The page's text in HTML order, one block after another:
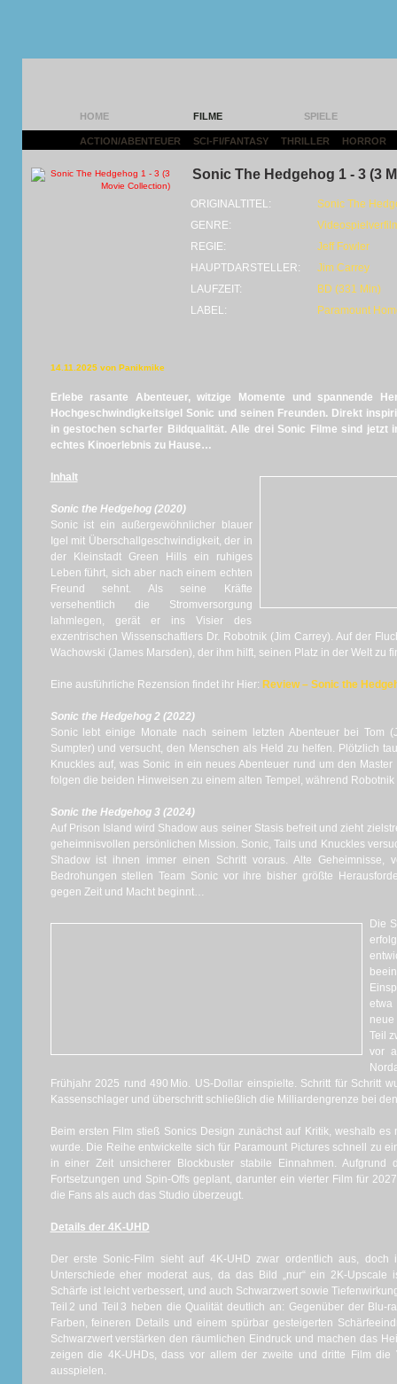
HOME FILME SPIELE
ACTION/ABENTEUER SCI-FI/FANTASY THRILLER HORROR
Sonic The Hedgehog 1 - 3 (3
ORIGINALTITEL:
Sonic The
GENRE:
REGIE:
Jeff Fowler
HAUPTDARSTELLER:
Jim Carrey
LAUFZEIT:
BD (331 Min)
LABEL:
Paramount
14.11.2025 von Panikmike
Erlebe rasante Abenteuer, witzige Momente und spannende
Hochgeschwindigkeitsigel Sonic und seinen Freunden. Direkt
in gestochen scharfer Bildqualität. Alle drei Sonic Filme sind jetzt
echtes Kinoerlebnis zu Hause…
Inhalt
Sonic the Hedgehog (2020)
Sonic ist ein außergewöhnlicher blauer
Igel mit Überschallgeschwindigkeit, der in
der Kleinstadt Green Hills ein ruhiges
Leben führt, sich aber nach einem echten
Freund sehnt. Als seine Kräfte
versehentlich die Stromversorgung
lahmlegen, gerät er ins Visier des
exzentrischen Wissenschaftlers Dr. Robotnik (Jim Carrey). Auf der
Wachowski (James Marsden), der ihm hilft, seinen Platz in der Welt zu
Eine ausführliche Rezension findet ihr Hier: Review – Sonic the
Sonic the Hedgehog 2 (2022)
Sonic lebt einige Monate nach seinem letzten Abenteuer bei Tom
Sumpter) und versucht, den Menschen als Held zu helfen. Plötzlich
Knuckles auf, was Sonic in ein neues Abenteuer rund um den
folgen die beiden Hinweisen zu einem alten Tempel, während
Sonic the Hedgehog 3 (2024)
Auf Prison Island wird Shadow aus seiner Stasis befreit und zieht
geheimnisvollen persönlichen Mission. Sonic, Tails und Knuckles
Shadow ist ihnen immer einen Schritt voraus. Alte Geheimnisse,
Bedrohungen stellen Team Sonic vor ihre bisher größte
gegen Zeit und Macht beginnt…
Die
etwa
Teil
vor
Frühjahr 2025 rund 490 Mio. US-Dollar einspielte. Schritt für Schritt
Kassenschlager und überschritt schließlich die Milliardengrenze bei
Beim ersten Film stieß Sonics Design zunächst auf Kritik, weshalb
wurde. Die Reihe entwickelte sich für Paramount Pictures schnell zu
in einer Zeit unsicherer Blockbuster stabile Einnahmen. Aufgrund
Fortsetzungen und Spin-Offs geplant, darunter ein vierter Film für
die Fans als auch das Studio überzeugt.
Details der 4K-UHD
Der erste Sonic-Film sieht auf 4K‑UHD zwar ordentlich aus,
Unterschiede eher moderat aus, da das Bild „nur“ ein 2K-Upscale
Schärfe ist leicht verbessert, und auch Schwarzwert sowie
Teil 2 und Teil 3 heben die Qualität deutlich an: Gegenüber der
Farben, feineren Details und einem spürbar gesteigerten
Schwarzwert verstärken den räumlichen Eindruck und machen das
zeigen die 4K‑UHDs, dass vor allem der zweite und dritte Film die
ausspielen.